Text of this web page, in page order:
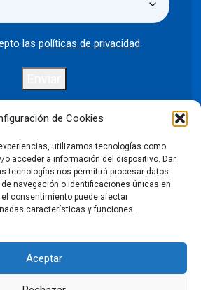
de Cookies
utilizamos tecnologías como
o acceder a información del dispositivo. Dar
tecnologías nos permitirá procesar datos
navegación o identificaciones únicas en
consentimiento puede afectar
características y funciones.
Aceptar
laspolíticas de privacidad
privacidad Aviso legal
de cookies
de accesibilidad